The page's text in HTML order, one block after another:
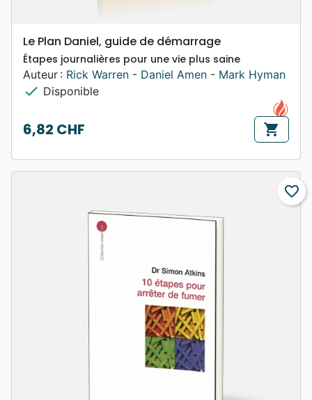
Le Plan Daniel, guide de démarrage
Étapes journalières pour une vie plus saine
Auteur : Rick Warren - Daniel Amen - Mark Hyman
check Disponible
Prix
6,82 CHF shopping_cart
favorite_border